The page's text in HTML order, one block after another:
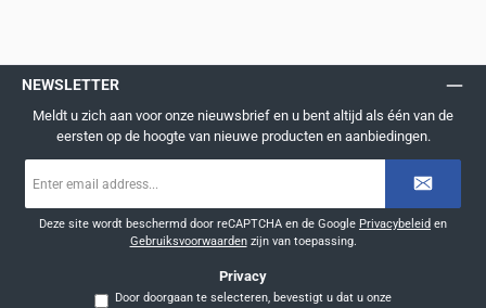
NEWSLETTER
Meldt u zich aan voor onze nieuwsbrief en u bent altijd als één van de
eersten op de hoogte van nieuwe producten en aanbiedingen.
mailadres
Deze site wordt beschermd door reCAPTCHA en de Google Privacybeleid en
Gebruiksvoorwaardenzijn van toepassing.
Privacy
Door doorgaan te selecteren, bevestigt u dat u onze